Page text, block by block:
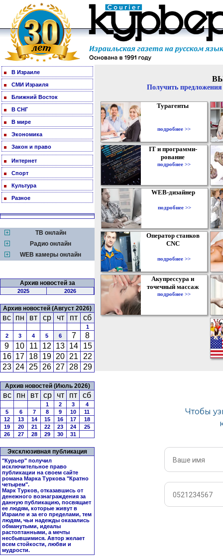
В Израиле
СМИ Израиля
Ближний Восток
В СНГ
В мире
Экономика
Закон и право
Интернет
Спорт
Культура
Разное
ТВ онлайн
Радио онлайн
WEB камеры онлайн
Архив новостей за
2025 2026
Архив новостей (Август 2026)
вс пн вт ср чт пт сб
1
2
3 4 5 6 7
8
9
10 11 12 13 14
15
16 17 18 19 20 21
22
23 24 25 26 27 28 29
Архив новостей (Июль 2026)
вс пн вт ср чт пт сб
1 2 3
4
5
6 7 8 9 10
11
12
13 14 15 16 17
18
19
20 21 22 23 24
25
26
27 28 29 30 31
Эксклюзивная публикация
"Курьер" получил
исключительное право
публикации на своем сайте
романа Марка Туркова "Кратно
четырем".
Марк Турков, отказавшись от
денежного вознаграждения за
данную публикацию, посвящает
ее людям, которые живут в
Израиле и за его пределами, тем
людям, чьи надежды оказались
обманутыми, идеалы
растоптанными, а мечты
несбывшимися. Автор желает
всем стойкости, любви и
мудрости.
Получить
Турагенты
подробнее >>
IT и программи-
рование
подробнее >>
WEB-дизайнер
подробнее >>
Оператор станков
CNC
подробнее >>
Акупрессура и
точечный массаж
подробнее >>